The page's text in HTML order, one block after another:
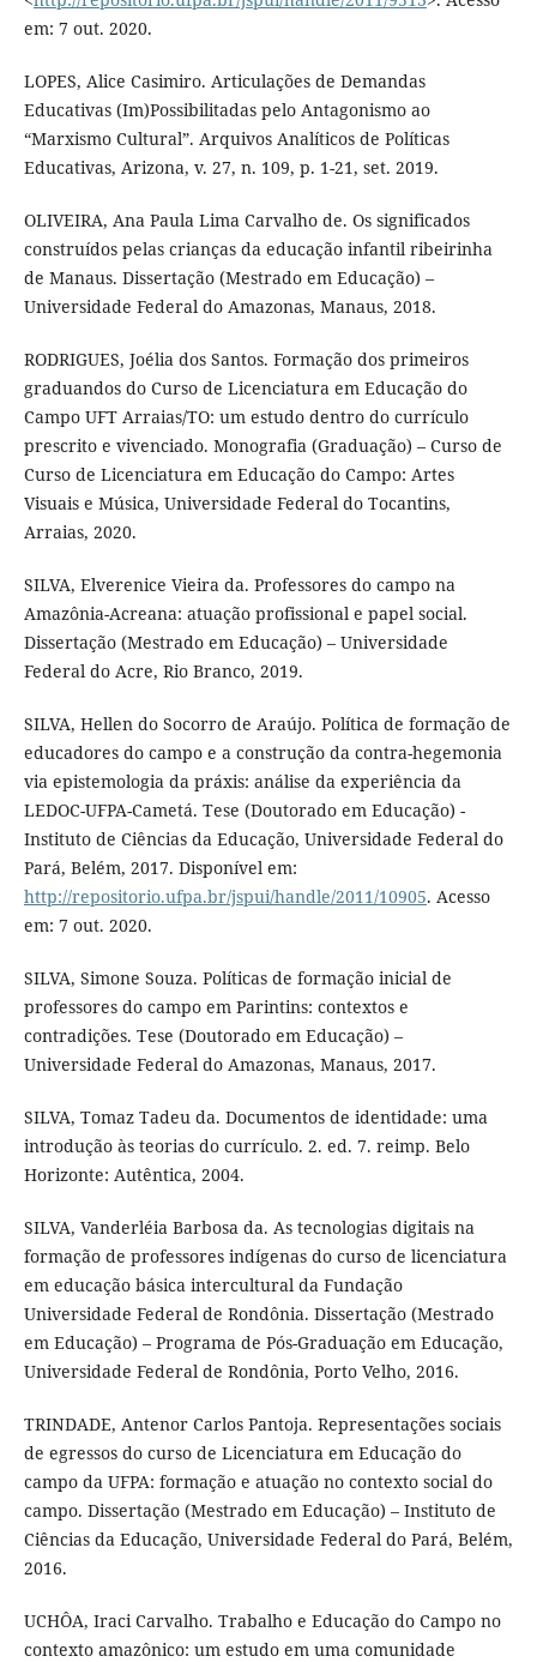
em: 7 out. 2020.
LOPES, Alice Casimiro. Articulações de Demandas
Educativas (Im)Possibilitadas pelo Antagonismo ao
“Marxismo Cultural”. Arquivos Analíticos de Políticas
Educativas, Arizona, v. 27, n. 109, p. 1-21, set. 2019.
OLIVEIRA, Ana Paula Lima Carvalho de. Os significados
construídos pelas crianças da educação infantil ribeirinha
de Manaus. Dissertação (Mestrado em Educação) –
Universidade Federal do Amazonas, Manaus, 2018.
RODRIGUES, Joélia dos Santos. Formação dos primeiros
graduandos do Curso de Licenciatura em Educação do
Campo UFT Arraias/TO: um estudo dentro do currículo
prescrito e vivenciado. Monografia (Graduação) – Curso de
Curso de Licenciatura em Educação do Campo: Artes
Visuais e Música, Universidade Federal do Tocantins,
Arraias, 2020.
SILVA, Elverenice Vieira da. Professores do campo na
Amazônia-Acreana: atuação profissional e papel social.
Dissertação (Mestrado em Educação) – Universidade
Federal do Acre, Rio Branco, 2019.
SILVA, Hellen do Socorro de Araújo. Política de formação de
educadores do campo e a construção da contra-hegemonia
via epistemologia da práxis: análise da experiência da
LEDOC-UFPA-Cametá. Tese (Doutorado em Educação) -
Instituto de Ciências da Educação, Universidade Federal do
Pará, Belém, 2017. Disponível em:
http://repositorio.ufpa.br/jspui/handle/2011/10905. Acesso
em: 7 out. 2020.
SILVA, Simone Souza. Políticas de formação inicial de
professores do campo em Parintins: contextos e
contradições. Tese (Doutorado em Educação) –
Universidade Federal do Amazonas, Manaus, 2017.
SILVA, Tomaz Tadeu da. Documentos de identidade: uma
introdução às teorias do currículo. 2. ed. 7. reimp. Belo
Horizonte: Autêntica, 2004.
SILVA, Vanderléia Barbosa da. As tecnologias digitais na
formação de professores indígenas do curso de licenciatura
em educação básica intercultural da Fundação
Universidade Federal de Rondônia. Dissertação (Mestrado
em Educação) – Programa de Pós-Graduação em Educação,
Universidade Federal de Rondônia, Porto Velho, 2016.
TRINDADE, Antenor Carlos Pantoja. Representações sociais
de egressos do curso de Licenciatura em Educação do
campo da UFPA: formação e atuação no contexto social do
campo. Dissertação (Mestrado em Educação) – Instituto de
Ciências da Educação, Universidade Federal do Pará, Belém,
2016.
UCHÔA, Iraci Carvalho. Trabalho e Educação do Campo no
contexto amazônico: um estudo em uma comunidade